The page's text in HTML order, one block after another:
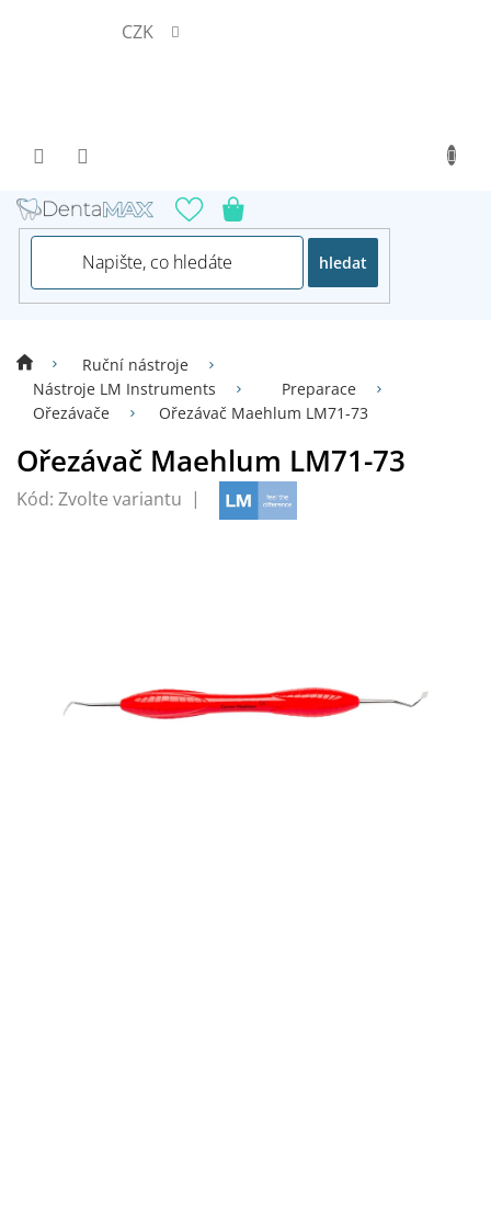
CZK
hledat
Ruční nástroje
Nástroje LM Instruments
Preparace
Ořezávače
Ořezávač Maehlum LM71-73
Ořezávač Maehlum LM71-73
Kód: Zvolte variantu